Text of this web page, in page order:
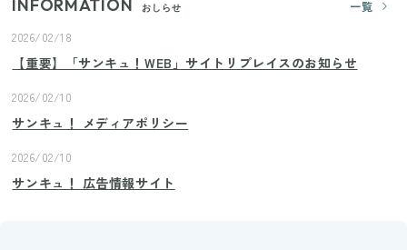
INFORMATION おしらせ
一覧
2026/02/18
【重要】「サンキュ！WEB」サイトリプレイスのお知らせ
2026/02/10
サンキュ！ メディアポリシー
2026/02/10
サンキュ！ 広告情報サイト